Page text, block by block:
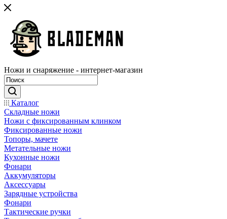
Ножи и снаряжение - интернет-магазин
Каталог
Складные ножи
Ножи с фиксированным клинком
Фиксированные ножи
Топоры, мачете
Метательные ножи
Кухонные ножи
Фонари
Аккумуляторы
Аксессуары
Зарядные устройства
Фонари
Тактические ручки